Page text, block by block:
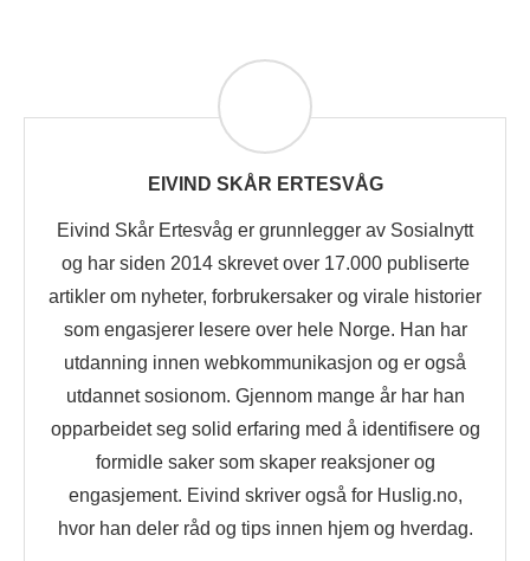
EIVIND SKÅR ERTESVÅG
Eivind Skår Ertesvåg er grunnlegger av Sosialnytt
og har siden 2014 skrevet over 17.000 publiserte
artikler om nyheter, forbrukersaker og virale historier
som engasjerer lesere over hele Norge. Han har
utdanning innen webkommunikasjon og er også
utdannet sosionom. Gjennom mange år har han
opparbeidet seg solid erfaring med å identifisere og
formidle saker som skaper reaksjoner og
engasjement. Eivind skriver også for Huslig.no,
hvor han deler råd og tips innen hjem og hverdag.